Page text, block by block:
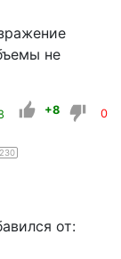
не
+8 0
от: